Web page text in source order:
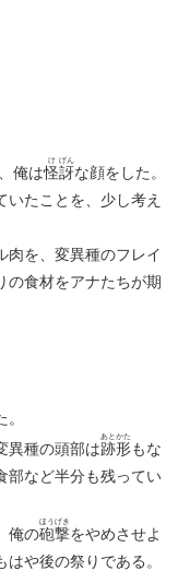
俺は怪
け
訝
げん
な顔をした。
たことを、少し考え
を、変異種のフレイ
の食材をアナたちが期
異種の頭部は跡
あと
形
かた
もな
部など半分も残ってい
俺の砲
ほう
撃
げき
をやめさせよ
や後の祭りである。